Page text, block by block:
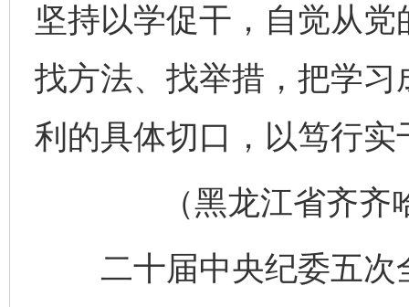
坚持以学促干，自觉从
找方法、找举措，把学习
利的具体切口，以笃行
（黑龙江省齐齐哈
二十届中央纪委五次